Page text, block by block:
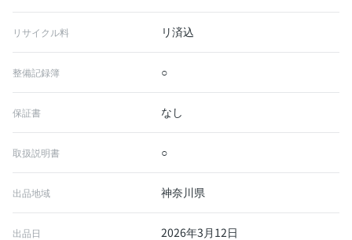
リサイクル料 リ済込
整備記録簿 ○
保証書 なし
取扱説明書 ○
出品地域 神奈川県
出品日 2026年3月12日